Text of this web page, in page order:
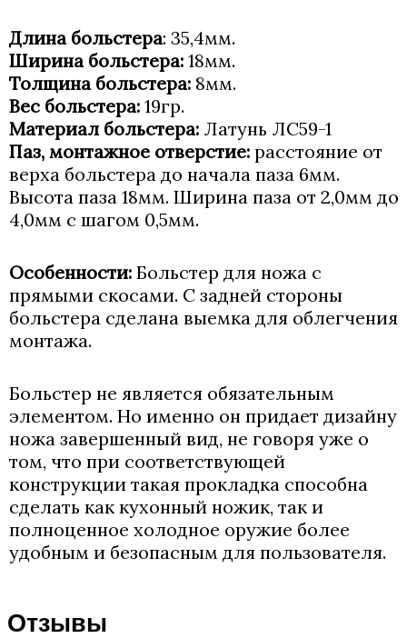
Длина больстера: 35,4мм.
Ширина больстера: 18мм.
Толщина больстера: 8мм.
Вес больстера: 19гр.
Материал больстера: Латунь ЛС59-1
Паз, монтажное отверстие: расстояние от
верха больстера до начала паза 6мм.
Высота паза 18мм. Ширина паза от 2,0мм до
4,0мм с шагом 0,5мм.
Особенности: Больстер для ножа с
прямыми скосами. С задней стороны
больстера сделана выемка для облегчения
монтажа.
Больстер не является обязательным
элементом. Но именно он придает дизайну
ножа завершенный вид, не говоря уже о
том, что при соответствующей
конструкции такая прокладка способна
сделать как кухонный ножик, так и
полноценное холодное оружие более
удобным и безопасным для пользователя.
Отзывы